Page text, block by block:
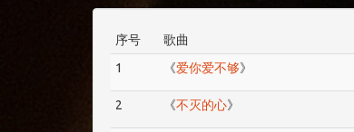
序号 歌曲
1
《爱你爱不够》
2 《不灭的心》